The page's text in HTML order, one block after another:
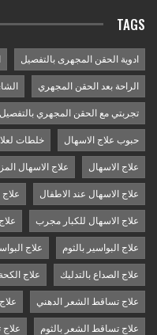
TAGS
ادوية الحقن المجهرى بالتفصيل
الراحة بعد الحقن المجهري
تجربتي مع الحقن المجهري بالتفصيل
حبوب علاج الاسهال خلطات
علاج الاسهال علاج الاسهال
علاج الاسهال عند الاطفال
علاج الاسهال للكبار مجرب
علاج البواسير بالثوم علاج
علاج الصداع بالتدليك علاج الكحة
علاج تساقط الشعر الدهني
علاج تساقط الشعر بالثوم